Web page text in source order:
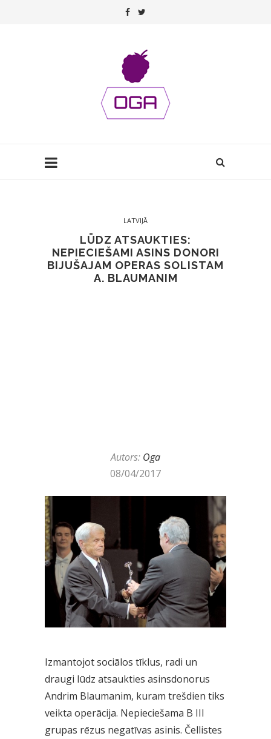
LATVIJĀ
LŪDZ ATSAUKTIES:
NEPIECIEŠAMI ASINS DONORI
BIJUŠAJAM OPERAS SOLISTAM
A. BLAUMANIM
Autors: Oga
08/04/2017
Izmantojot sociālos tīklus, radi un
draugi lūdz atsaukties asinsdonorus
Andrim Blaumanim, kuram trešdien tiks
veikta operācija. Nepieciešama B III
grupas rēzus negatīvas asinis. Čellistes